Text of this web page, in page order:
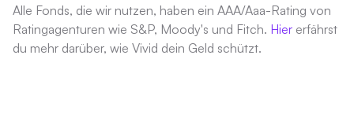
Alle Fonds, die wir nutzen, haben ein AAA/Aaa-Rating von
Ratingagenturen wie S&P, Moody's und Fitch. Hier erfährst
du mehr darüber, wie Vivid dein Geld schützt.